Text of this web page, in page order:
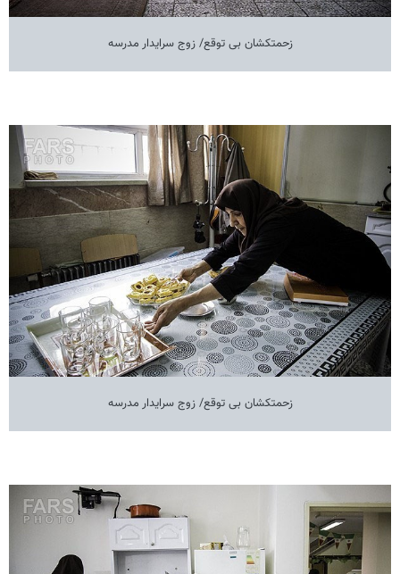
زحمتکشان بی توقع/ زوج سرایدار مدرسه
زحمتکشان بی توقع/ زوج سرایدار مدرسه